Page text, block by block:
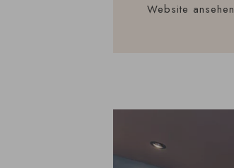
Website ansehen